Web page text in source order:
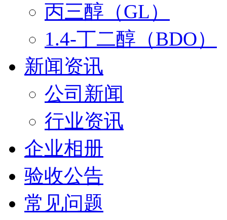
丙三醇（GL）
1.4-丁二醇（BDO）
新闻资讯
公司新闻
行业资讯
企业相册
验收公告
常见问题